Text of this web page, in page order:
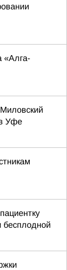
«Алга-
Уфе
бесплодной